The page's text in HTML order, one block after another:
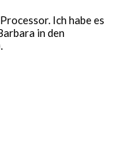
Ich habe es
in den